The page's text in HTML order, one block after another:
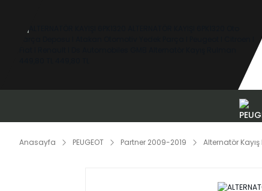
Anasayfa PEUGEOT Partner 2009-2019 Alternatör